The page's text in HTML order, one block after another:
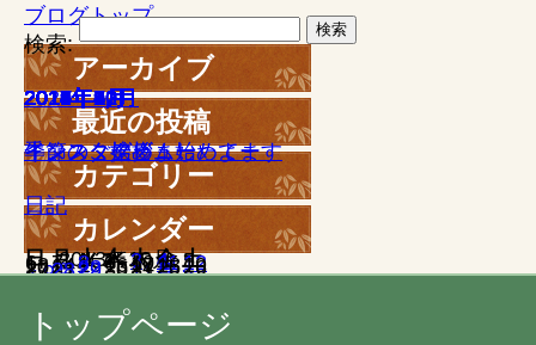
ブログトップ
検索:
アーカイブ
2021年11月
2019年7月
2019年6月
2019年5月
2019年4月
2019年3月
2019年2月
2019年1月
2018年7月
2018年6月
2018年5月
2018年1月
2017年12月
2017年11月
2017年10月
2017年9月
2017年8月
2017年6月
2017年5月
2017年4月
2017年3月
2017年2月
2017年1月
2016年12月
2016年11月
2016年10月
2016年9月
2016年8月
2016年7月
2016年6月
2016年5月
2016年4月
2016年3月
2016年2月
2016年1月
2015年12月
2015年11月
2015年10月
2015年9月
2015年8月
2015年7月
2015年6月
2015年5月
2015年4月
2015年3月
2015年2月
2015年1月
2014年12月
2014年11月
2014年9月
2014年8月
2014年7月
2014年6月
2014年5月
2014年4月
2014年3月
2014年2月
2014年1月
2013年12月
2013年11月
2013年10月
2013年9月
最近の投稿
季節のご挨拶
インスタグラム始めてます
インスタ始めましたよー
インスタデビュー
牛タン
カテゴリー
日記
カレンダー
2013年10月
日 月 火 水 木 金 土
« 9月 11月 »
1 2 3 4 5
6 7 8 9 101112
13141516171819
20212223242526
2728293031
トップページ